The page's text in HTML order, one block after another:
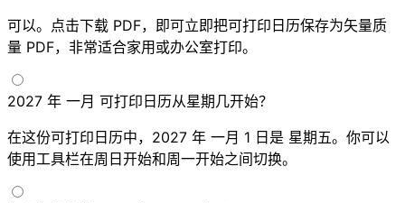
可以。点击下载 PDF，即可立即把可打印日历保存为矢量质
量 PDF，非常适合家用或办公室打印。
2027 年 一月 可打印日历从星期几开始？
在这份可打印日历中，2027 年 一月 1 日是 星期五。你可以
使用工具栏在周日开始和周一开始之间切换。